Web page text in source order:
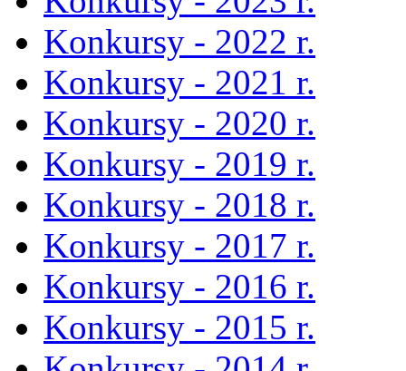
Konkursy - 2022 r.
Konkursy - 2021 r.
Konkursy - 2020 r.
Konkursy - 2019 r.
Konkursy - 2018 r.
Konkursy - 2017 r.
Konkursy - 2016 r.
Konkursy - 2015 r.